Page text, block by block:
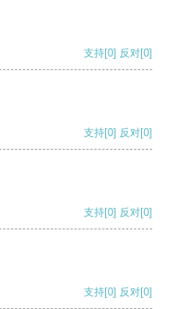
支持[0] 反对[0]
支持[0] 反对[0]
支持[0] 反对[0]
支持[0] 反对[0]